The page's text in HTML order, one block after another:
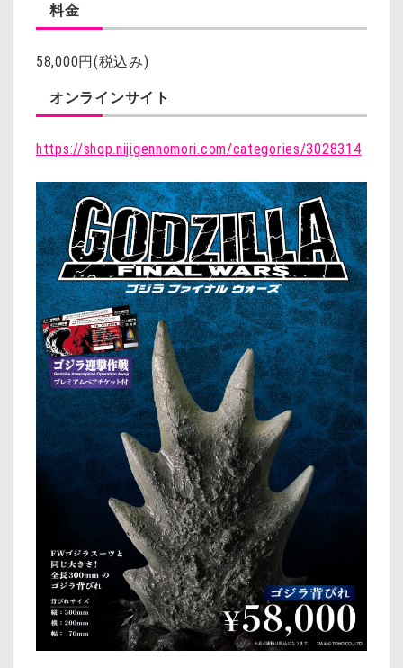
料金
58,000円(税込み)
オンラインサイト
https://shop.nijigennomori.com/categories/3028314